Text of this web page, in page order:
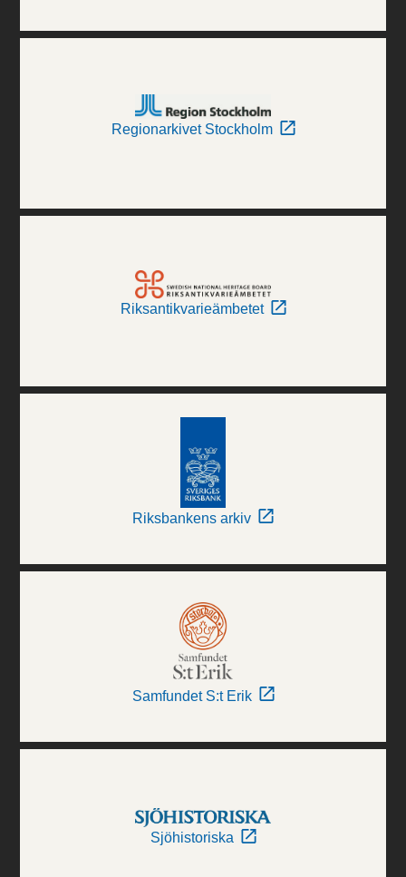
Regionarkivet Stockholm
Riksantikvarieämbetet
Riksbankens arkiv
Samfundet S:t Erik
Sjöhistoriska